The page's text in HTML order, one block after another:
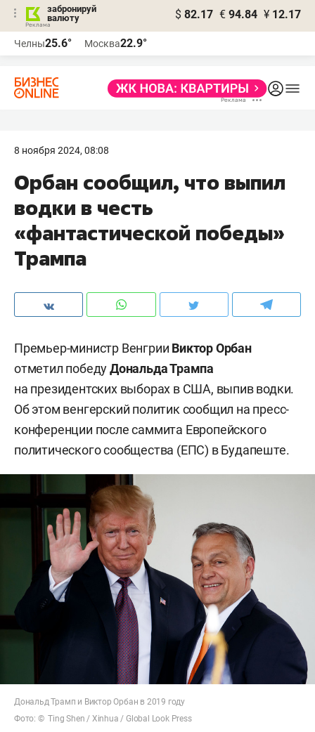
забронируй
валюту
$ 82.17 € 94.84 ¥ 12.17
Челны25.6° Москва22.9°
8 ноября 2024, 08:08
Орбан сообщил, что выпил
водки в честь
«фантастической победы»
Трампа
Премьер-министр Венгрии Виктор Орбан
отметил победуДональда Трампа
на президентских выборах в США, выпив водки.
Об этом венгерский политик сообщил на пресс-
конференции после саммита Европейского
политического сообщества (ЕПС) в Будапеште.
Дональд Трамп и Виктор Орбан в 2019 году
Фото: © Ting Shen / Xinhua / Global Look Press